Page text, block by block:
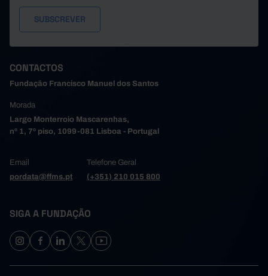
CONTACTOS
Fundação Francisco Manuel dos Santos
Morada
Largo Monterroio Mascarenhas,
nº 1, 7º piso, 1099-081 Lisboa - Portugal
Email
pordata@ffms.pt
Telefone Geral
(+351) 210 015 800
SIGA A FUNDAÇÃO